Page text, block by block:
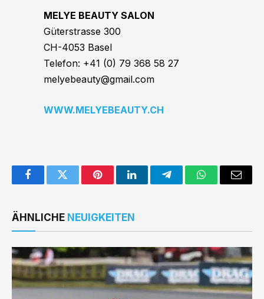
MELYE BEAUTY SALON
Güterstrasse 300
CH-4053 Basel
Telefon: +41 (0) 79 368 58 27
melyebeauty@gmail.com
WWW.MELYEBEAUTY.CH
FacebookTwitter PinterestLinkedInTelegramWhatsAppEmail
ÄHNLICHE NEUIGKEITEN